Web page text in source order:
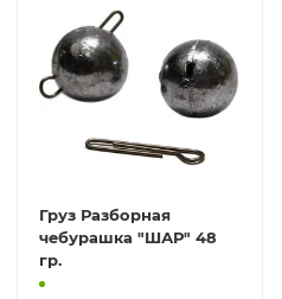
Груз Разборная
чебурашка "ШАР" 48
гр.